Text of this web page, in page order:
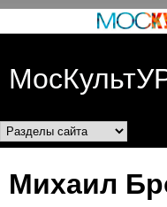
Разделы сайта
Михаил